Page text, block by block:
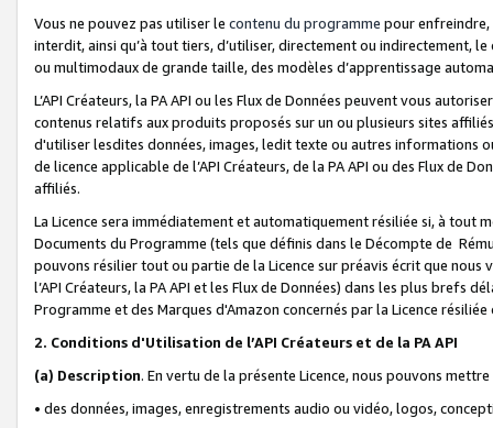
Vous ne pouvez pas utiliser le contenu du programme pour
interdit, ainsi qu’à tout tiers, d’utiliser, directement ou indirectement,
ou multimodaux de grande taille, des modèles d’apprentissage
L’API Créateurs, la PA API ou les Flux de Données peuvent vous
contenus relatifs aux produits proposés sur un ou plusieurs sites
d'utiliser lesdites données, images, ledit texte ou autres informations
de licence applicable de l’API Créateurs, de la PA API ou des Flux de
affiliés.
La Licence sera immédiatement et automatiquement résiliée si, à
Documents du Programme (tels que définis dans le Décompte de
pouvons résilier tout ou partie de la Licence sur préavis écrit que
l’API Créateurs, la PA API et les Flux de Données) dans les plus
Programme et des Marques d'Amazon concernés par la Licence
2. Conditions d'Utilisation de l’API Créateurs et de la PA API
(a) Description. En vertu de la présente Licence, nous pouvons
• des données, images, enregistrements audio ou vidéo, logos,